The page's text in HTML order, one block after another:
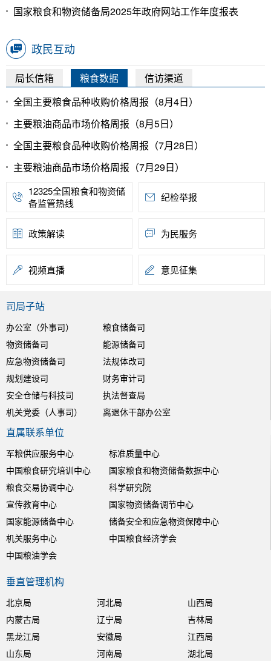
国家粮食和物资储备局2025年政府网站工作年度报表
政民互动
局长信箱 粮食数据
信访渠道
全国主要粮食品种收购价格周报（8月4日）
主要粮油商品市场价格周报（8月5日）
全国主要粮食品种收购价格周报（7月28日）
主要粮油商品市场价格周报（7月29日）
12325全国粮食和物资储
备监管热线
纪检举报
政策解读 为民服务
视频直播 意见征集
司局子站
办公室（外事司）
粮食储备司
物资储备司
能源储备司
应急物资储备司
法规体改司
规划建设司
财务审计司
安全仓储与科技司
执法督查局
机关党委（人事司）
离退休干部办公室
直属联系单位
军粮供应服务中心
标准质量中心
中国粮食研究培训中心
国家粮食和物资储备数据中心
粮食交易协调中心
科学研究院
宣传教育中心
国家物资储备调节中心
国家能源储备中心
储备安全和应急物资保障中心
机关服务中心
中国粮食经济学会
中国粮油学会
垂直管理机构
北京局 河北局
山西局
内蒙古局
辽宁局
吉林局
黑龙江局
安徽局
江西局
山东局
河南局 湖北局